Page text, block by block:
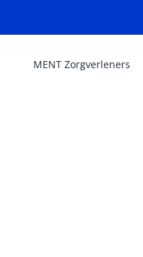
MENT Zorgverleners